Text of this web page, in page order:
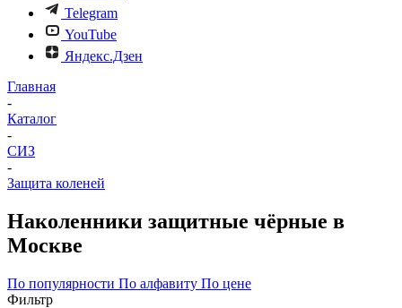
Telegram
YouTube
Яндекс.Дзен
Главная
-
Каталог
-
СИЗ
-
Защита коленей
Наколенники защитные чёрные в
Москве
По популярности По алфавиту По цене
Фильтр